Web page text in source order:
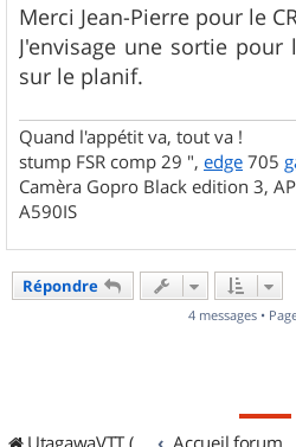
s
s
a
g
e
Merci Jean-Pierre pour le
J'envisage une sortie
sur le planif.
Quand l'appétit va, tout va !
stump FSR comp 29 ", edge 705
Camèra Gopro Black edition 3,
A590IS
Répondre
4 messages •